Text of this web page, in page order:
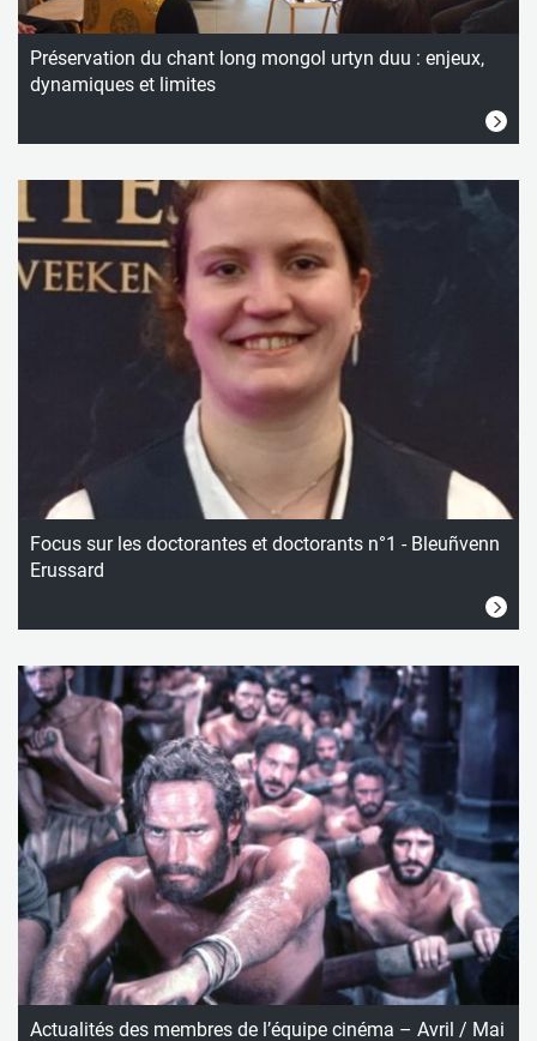
Préservation du chant long mongol urtyn duu : enjeux,
dynamiques et limites
Focus sur les doctorantes et doctorants n°1 - Bleuñvenn
Erussard
Actualités des membres de l’équipe cinéma – Avril / Mai